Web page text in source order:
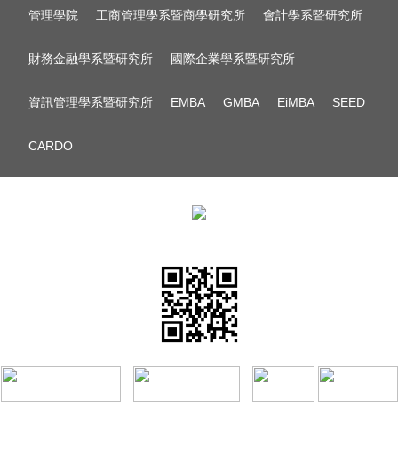
管理學院 工商管理學系暨商學研究所 會計學系暨研究所
財務金融學系暨研究所 國際企業學系暨研究所
資訊管理學系暨研究所 EMBA GMBA EiMBA SEED
CARDO